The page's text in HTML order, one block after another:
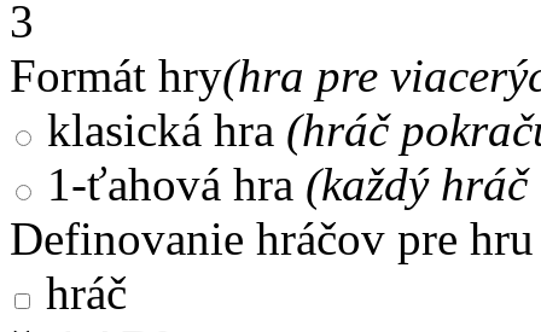
3
Formát hry(hra pre
klasická hra (hráč
1-ťahová hra (každý
Definovanie hráčov pre hru
hráč